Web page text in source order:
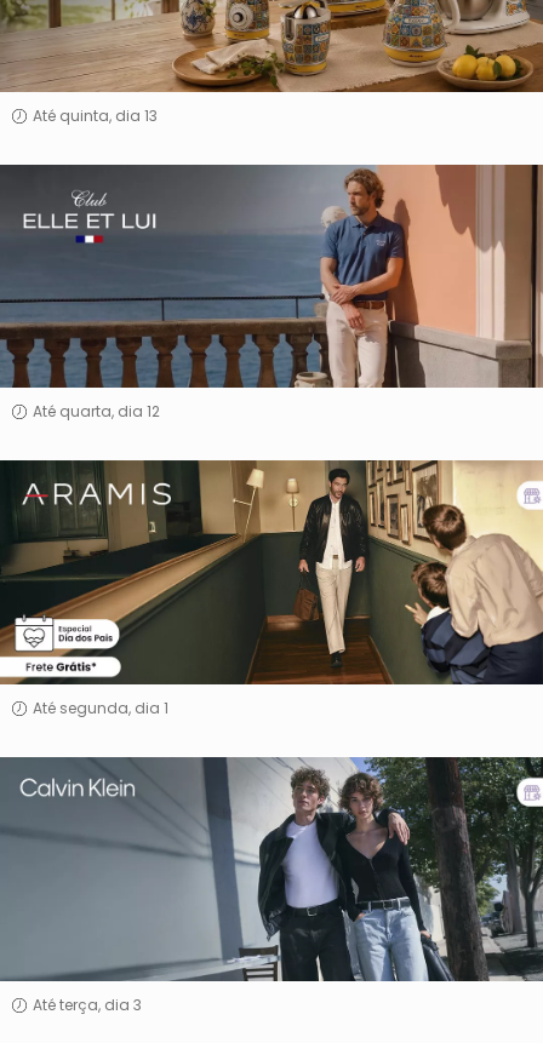
Até quinta, dia 13
Até quarta, dia 12
Aramis
Até segunda, dia 1
Calvin
Até terça, dia 3